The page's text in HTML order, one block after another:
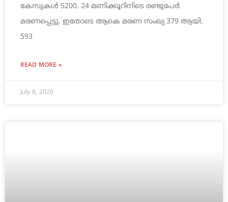
കേസുകൾ 5200. 24 മണിക്കൂറിനിടെ രണ്ടുപേർ
മരണപ്പെട്ടു. ഇതോടെ ആകെ മരണ സംഖ്യ 379 ആയി.
593
READ MORE »
July 8, 2020